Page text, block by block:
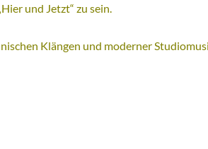
und Jetzt“ zu sein.
Klängen und moderner